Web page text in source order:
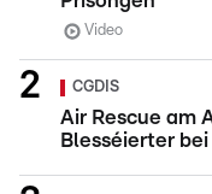
Video
CGDIS
Air Rescue am
Blesséierter